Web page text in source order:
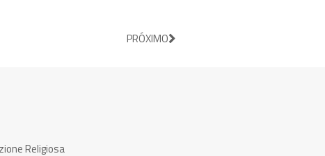
PRÓXIMO
Religiosa